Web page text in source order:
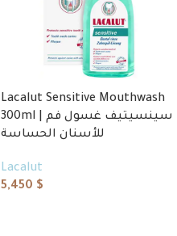
Lacalut Sensitive Mouthwash
300ml | سينسيتيف غسول فم
للأسنان الحساسة
Lacalut
5,450 $